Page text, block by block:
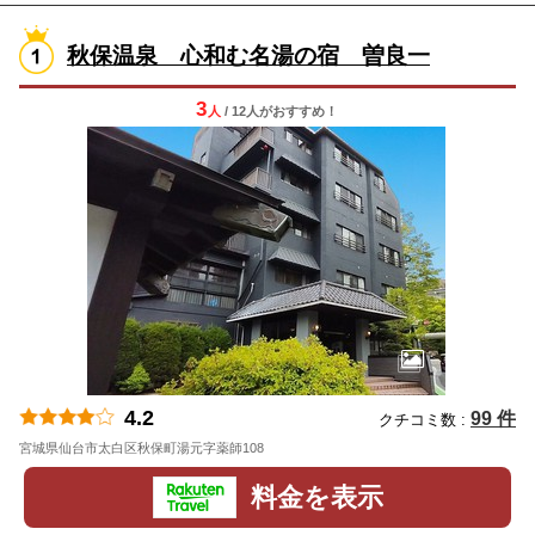
秋保温泉 心和む名湯の宿 曽良一
3 人 / 12人がおすすめ！
4.2 クチコミ数 : 99 件
宮城県仙台市太白区秋保町湯元字薬師108
料金を表示